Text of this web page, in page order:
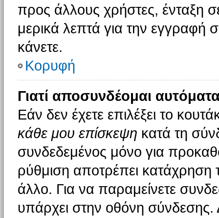
προς άλλους χρήστες, ένταξη
μερικά λεπτά για την
κάνετε.
Κορυφή
Γιατί αποσυνδέομαι
Εάν δεν έχετε επιλέξει το
κάθε μου επίσκεψη κατά τη
συνδεδεμένος μόνο για
ρύθμιση αποτρέπει
άλλο. Για να παραμείνετε
υπάρχει στην οθόνη σύνδεσης.